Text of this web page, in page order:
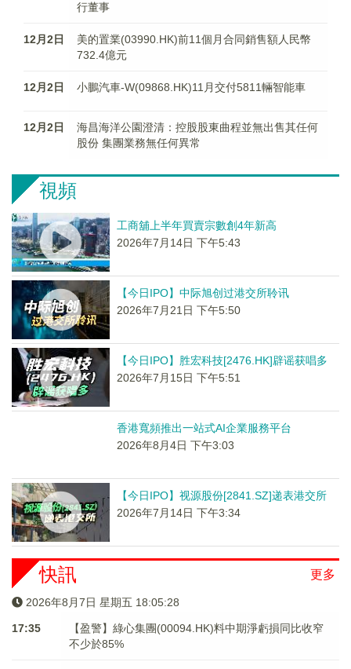
行董事
12月2日
美的置業(03990.HK)前11個月合同銷售額人民幣
732.4億元
12月2日 小鵬汽車-W(09868.HK)11月交付5811輛智能車
12月2日
海昌海洋公園澄清：控股股東曲程並無出售其任何
股份 集團業務無任何異常
視頻
工商舖上半年買賣宗數創4年新高
2026年7月14日 下午5:43
【今日IPO】中际旭创过港交所聆讯
2026年7月21日 下午5:50
【今日IPO】胜宏科技[2476.HK]辟谣获唱多
2026年7月15日 下午5:51
香港寬頻推出一站式AI企業服務平台
2026年8月4日 下午3:03
【今日IPO】视源股份[2841.SZ]递表港交所
2026年7月14日 下午3:34
更多
快訊
2026年8月7日 星期五 18:05:28
17:35
【盈警】綠心集團(00094.HK)料中期淨虧損同比收窄
不少於85%